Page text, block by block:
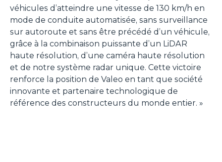
véhicules d’atteindre une vitesse de 130 km/h en
mode de conduite automatisée, sans surveillance
sur autoroute et sans être précédé d’un véhicule,
grâce à la combinaison puissante d’un LiDAR
haute résolution, d’une caméra haute résolution
et de notre système radar unique. Cette victoire
renforce la position de Valeo en tant que société
innovante et partenaire technologique de
référence des constructeurs du monde entier. »